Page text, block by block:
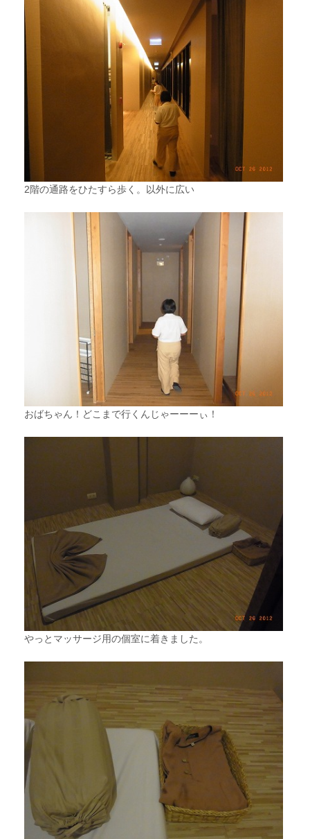
2階の通路をひたすら歩く。以外に広い
おばちゃん！どこまで行くんじゃーーーぃ！
やっとマッサージ用の個室に着きました。